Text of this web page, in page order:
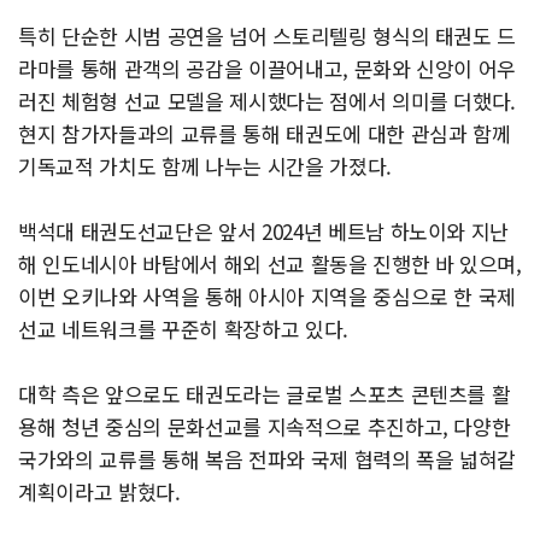
특히 단순한 시범 공연을 넘어 스토리텔링 형식의 태권도 드
라마를 통해 관객의 공감을 이끌어내고, 문화와 신앙이 어우
러진 체험형 선교 모델을 제시했다는 점에서 의미를 더했다.
현지 참가자들과의 교류를 통해 태권도에 대한 관심과 함께
기독교적 가치도 함께 나누는 시간을 가졌다.
백석대 태권도선교단은 앞서 2024년 베트남 하노이와 지난
해 인도네시아 바탐에서 해외 선교 활동을 진행한 바 있으며,
이번 오키나와 사역을 통해 아시아 지역을 중심으로 한 국제
선교 네트워크를 꾸준히 확장하고 있다.
대학 측은 앞으로도 태권도라는 글로벌 스포츠 콘텐츠를 활
용해 청년 중심의 문화선교를 지속적으로 추진하고, 다양한
국가와의 교류를 통해 복음 전파와 국제 협력의 폭을 넓혀갈
계획이라고 밝혔다.